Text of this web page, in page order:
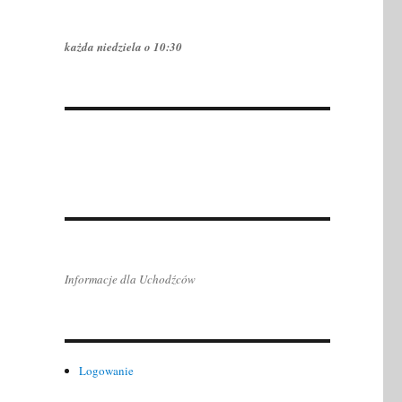
każda niedziela o 10:30
Informacje dla Uchodźców
Logowanie